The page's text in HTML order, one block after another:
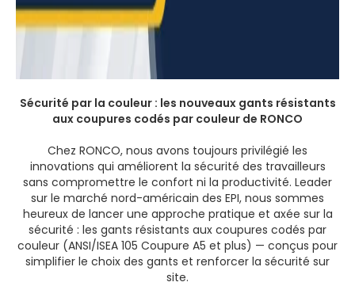
Sécurité par la couleur : les nouveaux gants résistants
aux coupures codés par couleur de RONCO
Chez RONCO, nous avons toujours privilégié les
innovations qui améliorent la sécurité des travailleurs
sans compromettre le confort ni la productivité. Leader
sur le marché nord-américain des EPI, nous sommes
heureux de lancer une approche pratique et axée sur la
sécurité : les gants résistants aux coupures codés par
couleur (ANSI/ISEA 105 Coupure A5 et plus) — conçus pour
simplifier le choix des gants et renforcer la sécurité sur
site.